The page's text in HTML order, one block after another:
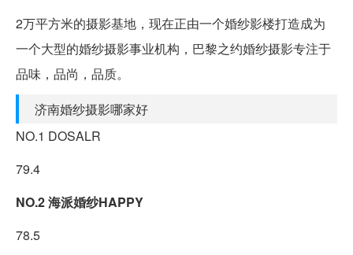
2万平方米的摄影基地，现在正由一个婚纱影楼打造成为
一个大型的婚纱摄影事业机构，巴黎之约婚纱摄影专注于
品味，品尚，品质。
济南婚纱摄影哪家好
NO.1 DOSALR
79.4
NO.2 海派婚纱HAPPY
78.5